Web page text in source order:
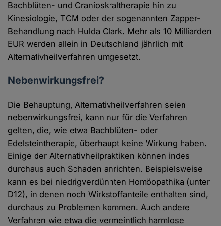
Bachblüten- und Cranioskraltherapie hin zu
Kinesiologie, TCM oder der sogenannten Zapper-
Behandlung nach Hulda Clark. Mehr als 10 Milliarden
EUR werden allein in Deutschland jährlich mit
Alternativheilverfahren umgesetzt.
Nebenwirkungsfrei?
Die Behauptung, Alternativheilverfahren seien
nebenwirkungsfrei, kann nur für die Verfahren
gelten, die, wie etwa Bachblüten- oder
Edelsteintherapie, überhaupt keine Wirkung haben.
Einige der Alternativheilpraktiken können indes
durchaus auch Schaden anrichten. Beispielsweise
kann es bei niedrigverdünnten Homöopathika (unter
D12), in denen noch Wirkstoffanteile enthalten sind,
durchaus zu Problemen kommen. Auch andere
Verfahren wie etwa die vermeintlich harmlose